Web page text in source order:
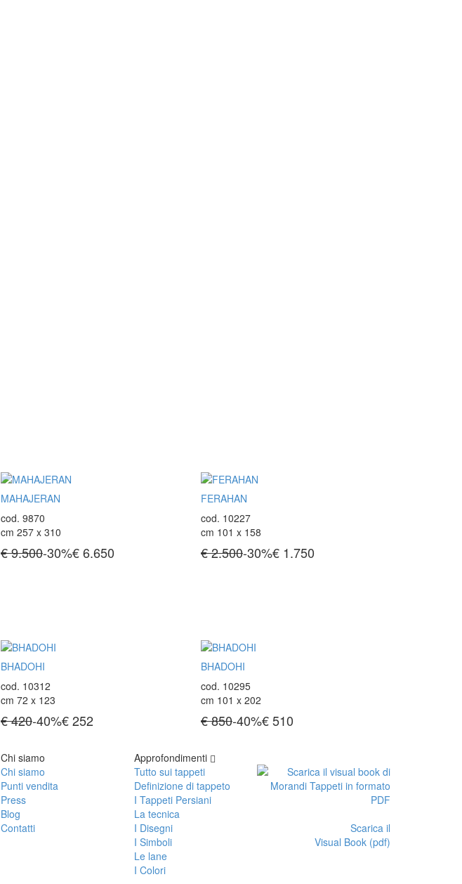
MAHAJERAN
cod. 9870
cm 257 x 310
€ 9.500-30%€6.650
FERAHAN
cod. 10227
cm 101 x 158
€ 2.500-30%€ 1.750
BHADOHI
cod. 10312
cm 72 x 123
€ 420-40%€252
BHADOHI
cod. 10295
cm 101 x 202
€ 850-40%€510
Chi siamo
Chi siamo
Punti vendita
Press
Blog
Contatti
Approfondimenti
Tutto sui tappeti
Definizione di tappeto
I Tappeti Persiani
La tecnica
I Disegni
I Simboli
Le lane
I Colori
Scarica il
Visual Book (pdf)